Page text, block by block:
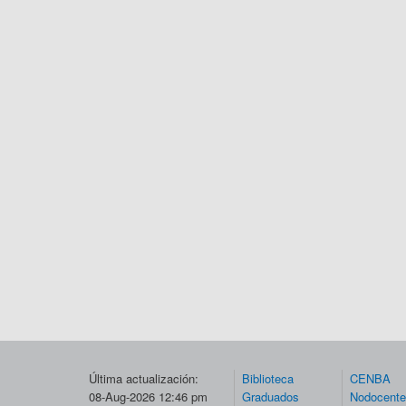
Última actualización:
08-Aug-2026 12:46 pm
Biblioteca
Graduados
CENBA